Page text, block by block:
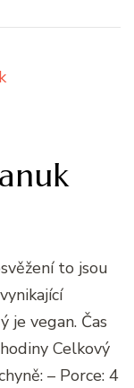
to jsou
je vegan. Čas
Celkový
– Porce: 4